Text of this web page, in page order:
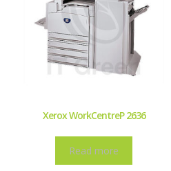
Xerox WorkCentreP 2636
Read more